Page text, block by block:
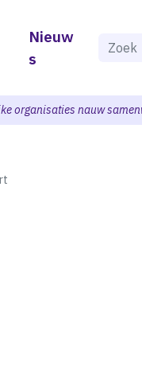
Nieuw
s
Als
organisaties nauw